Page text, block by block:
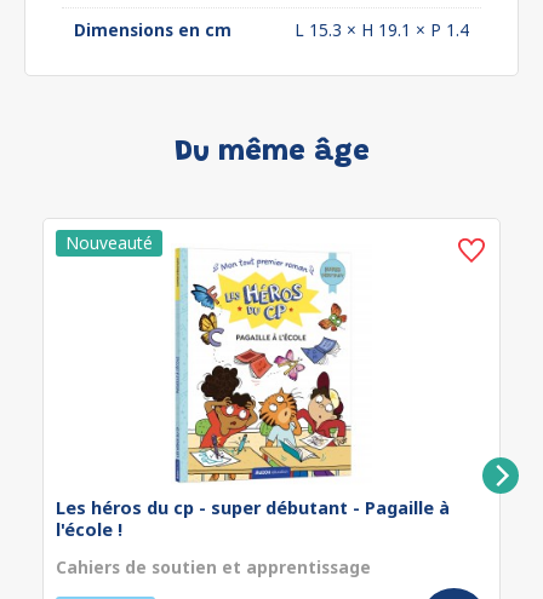
Dimensions en cm
L 15.3 × H 19.1 × P 1.4
Du même âge
Les héros du cp - super débutant - Pagaille à
l'école !
Cahiers de soutien et apprentissage